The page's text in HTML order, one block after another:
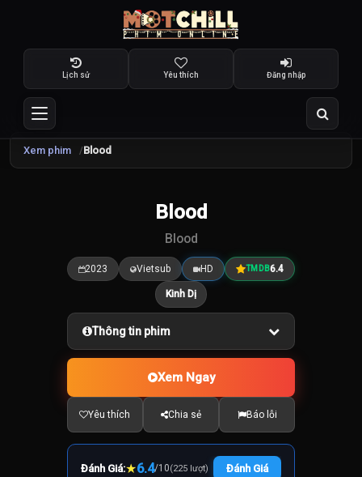
Lịch sử Yêu thích Đăng nhập
Xem phim Blood
Blood
Blood
2023 Vietsub HD TMDB6.4
Kinh Dị
Thông tin phim
Xem Ngay
Yêu thích Chia sẻ Báo lỗi
Đánh Giá:★6.4/10(225 lượt) Đánh Giá